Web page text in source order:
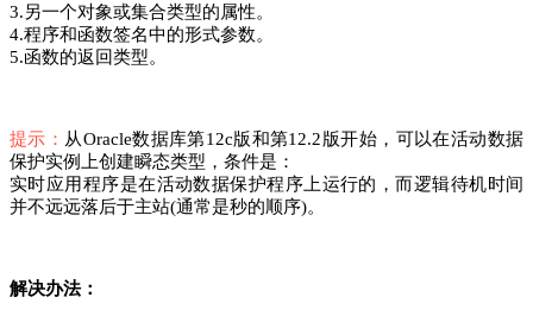
3.另一个对象或集合类型的属性。
4.程序和函数签名中的形式参数。
5.函数的返回类型。
提示： 从Oracle数据库第12c版和第12.2版开始，可以在活动数据
保护实例上创建瞬态类型，条件是：
实时应用程序是在活动数据保护程序上运行的，而逻辑待机时间
并不远远落后于主站(通常是秒的顺序)。
解决办法：